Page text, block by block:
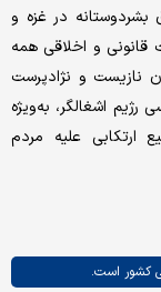
در غزه و
قانونی و اخلاقی همه
نازیست و نژادپرست
اشغالگر، به‌ویژه
ارتکابی علیه مردم
کشور است.